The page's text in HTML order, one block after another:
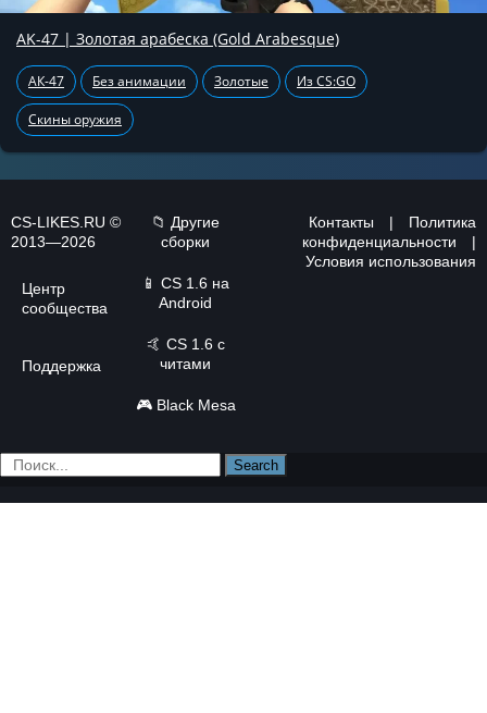
AK-47 | Золотая арабеска (Gold Arabesque)
АК-47 Без анимации Золотые Из CS:GO
Скины оружия
CS-LIKES.RU ©
2013—2026
Центр
сообщества
Поддержка
📁 Другие
сборки
📱 CS 1.6 на
Android
🤙 CS 1.6 с
читами
🎮 Black Mesa
Контакты |
Политика
конфиденциальности
|
Условия использования
Search